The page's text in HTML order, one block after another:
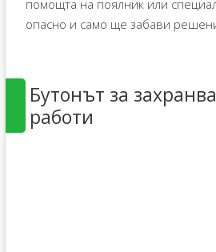
помощта на поялник или
опасно и само ще забави
Бутонът за
работи